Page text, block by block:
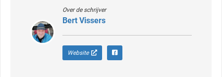
Over de schrijver
Bert Vissers
Website